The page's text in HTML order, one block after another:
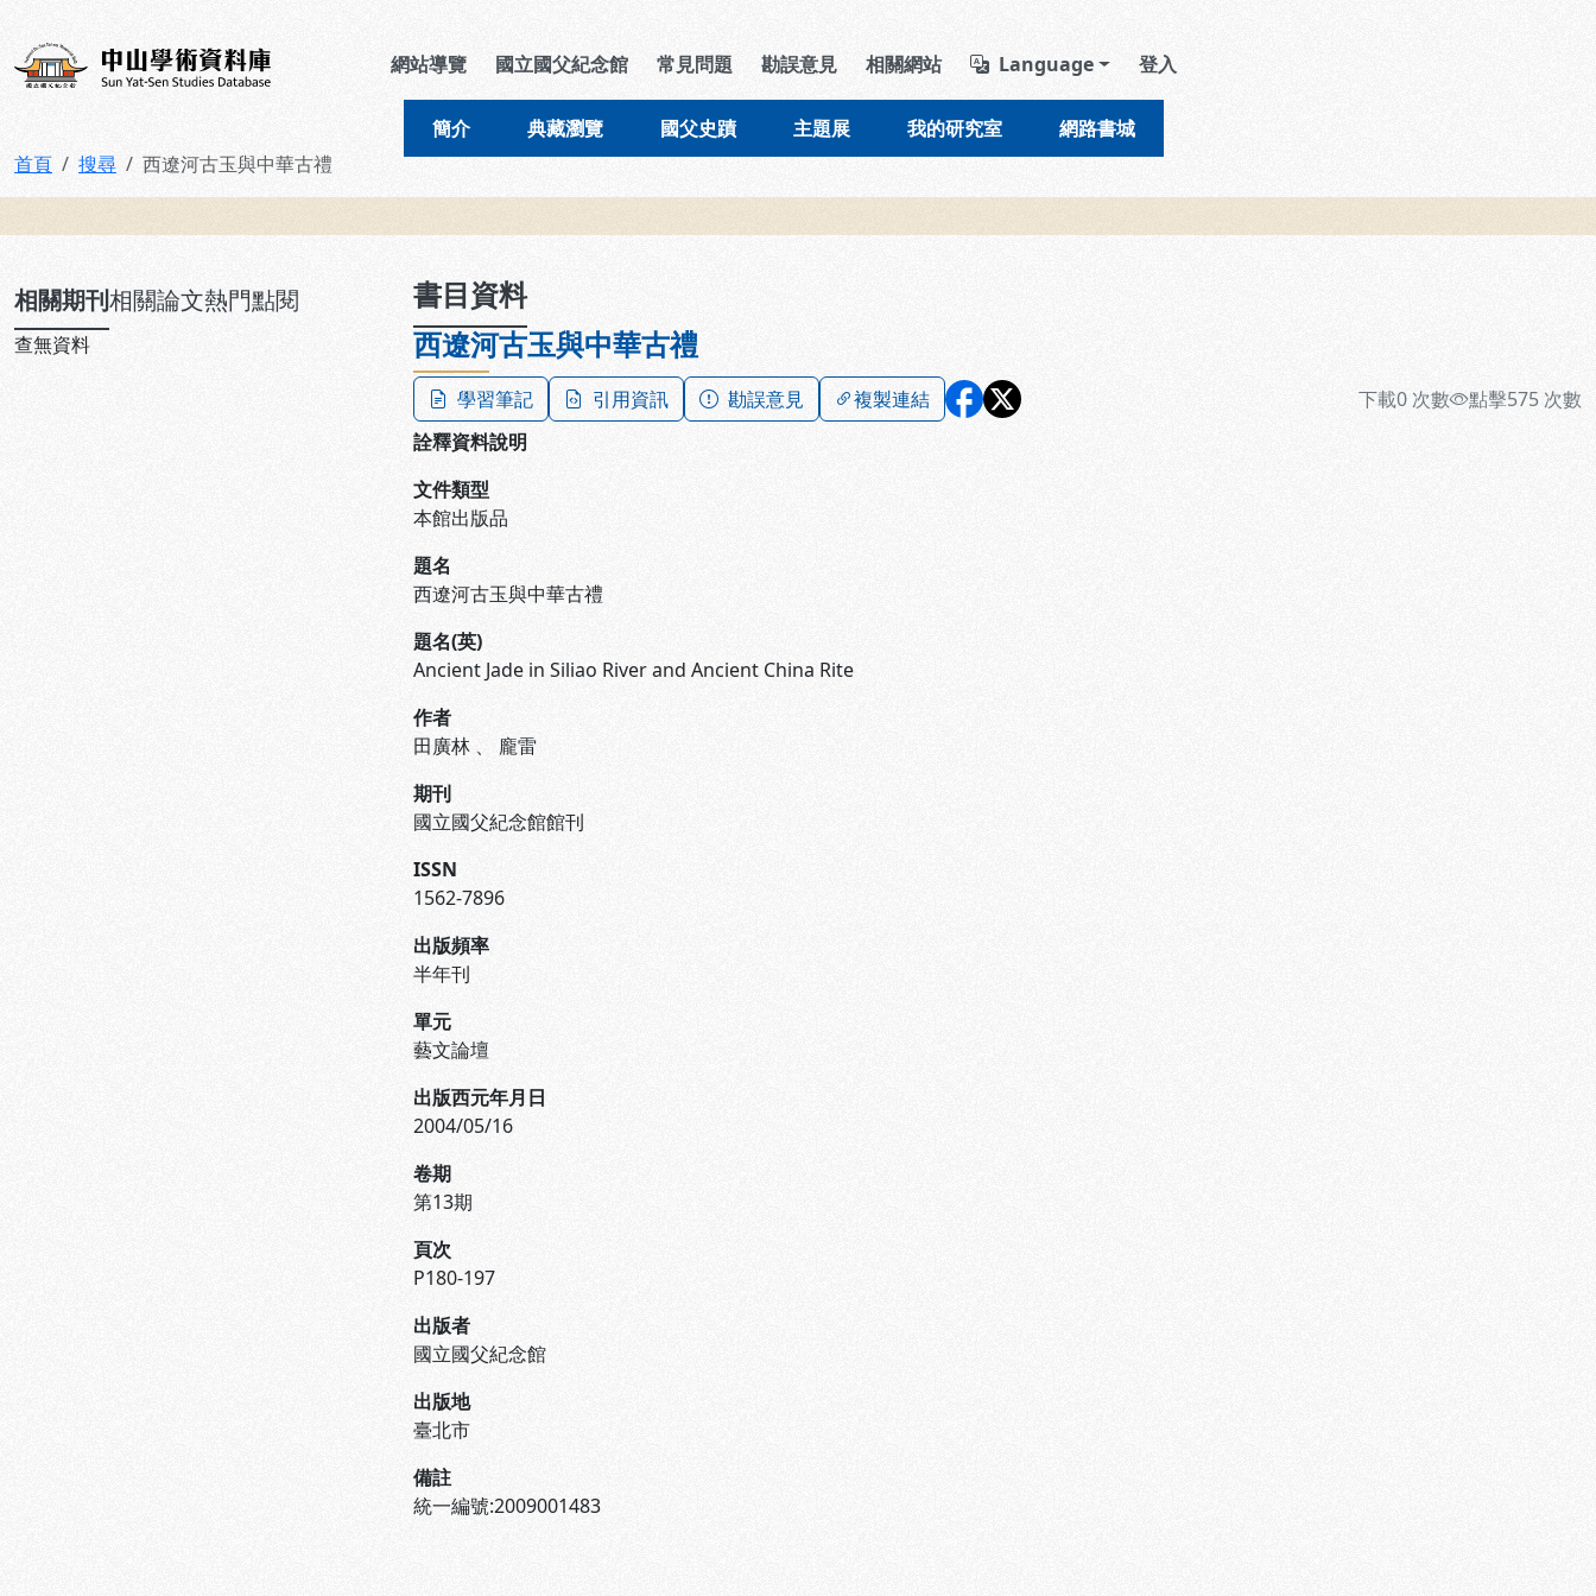
中山學術資料庫 導覽列區塊
網站導覽 國立國父紀念館 常見問題 勘誤意見 相關網站 Language 登入
簡介 典藏瀏覽 國父史蹟 主題展 我的研究室 網路書城
首頁 搜尋 西遼河古玉與中華古禮
相關期刊相關論文熱門點閱
查無資料
書目資料
西遼河古玉與中華古禮
學習筆記 引用資訊 勘誤意見 複製連結 下載0 次數 點擊575 次數
詮釋資料說明
文件類型
本館出版品
題名
西遼河古玉與中華古禮
題名(英)
Ancient Jade in Siliao River and Ancient China Rite
作者
田廣林 、 龐雷
期刊
國立國父紀念館館刊
ISSN
1562-7896
出版頻率
半年刊
單元
藝文論壇
出版西元年月日
2004/05/16
卷期
第13期
頁次
P180-197
出版者
國立國父紀念館
出版地
臺北市
備註
統一編號:2009001483